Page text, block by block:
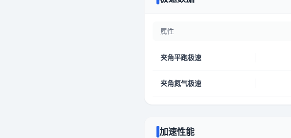
属性
夹角平跑极速
夹角氮气极速
加速性能